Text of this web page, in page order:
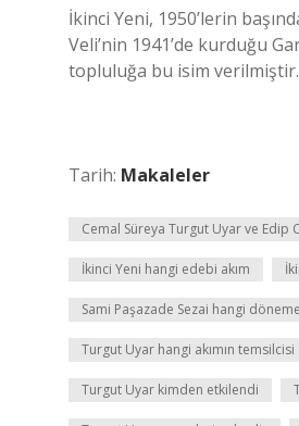
İkinci Yeni, 1950’lerin
Veli’nin 1941’de kurduğu
topluluğa bu isim verilmiştir.
Tarih: Makaleler
Cemal Süreya Turgut Uyar ve Edip
İkinci Yeni hangi edebi akım
Sami Paşazade Sezai hangi
Turgut Uyar hangi akımın temsilcisi
Turgut Uyar kimden etkilendi